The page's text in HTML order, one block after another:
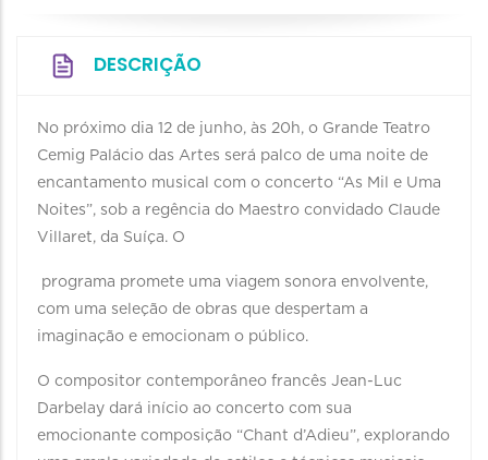
DESCRIÇÃO
No próximo dia 12 de junho, às 20h, o Grande Teatro
Cemig Palácio das Artes será palco de uma noite de
encantamento musical com o concerto “As Mil e Uma
Noites”, sob a regência do Maestro convidado Claude
Villaret, da Suíça. O
programa promete uma viagem sonora envolvente,
com uma seleção de obras que despertam a
imaginação e emocionam o público.
O compositor contemporâneo francês Jean-Luc
Darbelay dará início ao concerto com sua
emocionante composição “Chant d’Adieu”, explorando